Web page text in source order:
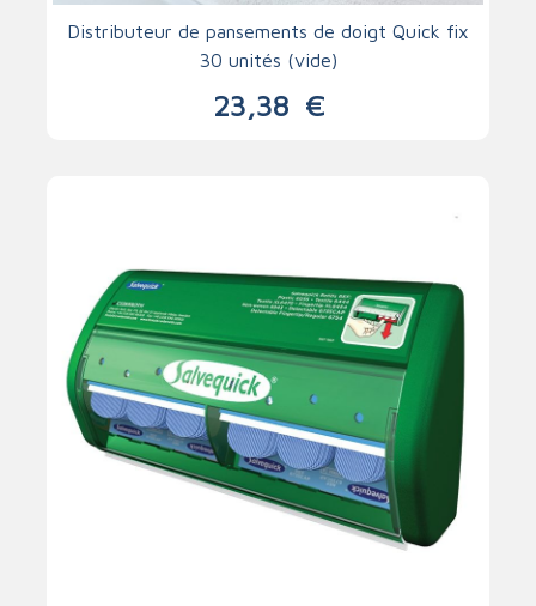
Distributeur de pansements de doigt Quick fix
30 unités (vide)
23,38 €